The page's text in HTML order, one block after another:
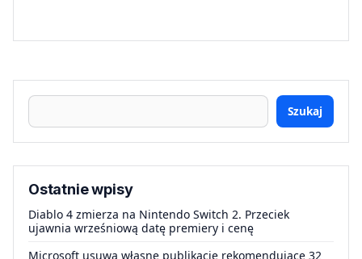
Szukaj
Ostatnie wpisy
Diablo 4 zmierza na Nintendo Switch 2. Przeciek
ujawnia wrześniową datę premiery i cenę
Microsoft usuwa własne publikacje rekomendujące 32